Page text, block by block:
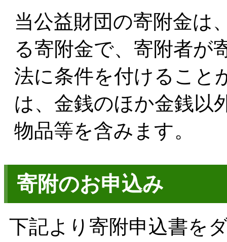
当公益財団の寄附金は
る寄附金で、寄附者が
法に条件を付けること
は、金銭のほか金銭以
物品等を含みます。
寄附のお申込み
下記より寄附申込書を